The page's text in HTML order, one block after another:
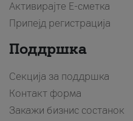
Активирајте Е-сметка
Припејд регистрација
Поддршка
Секција за поддршка
Контакт форма
Закажи бизнис состанок